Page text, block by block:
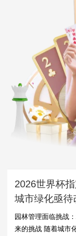
2026世界杯
城市绿化亟待
园林管理面临挑战
来的挑战 随着城市